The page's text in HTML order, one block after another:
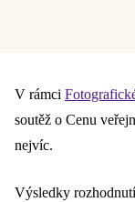
V rámci
soutěž o Cenu
nejvíc.
Výsledky